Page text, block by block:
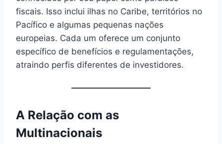
fiscais. Isso inclui ilhas no Caribe, territórios no
Pacífico e algumas pequenas nações
europeias. Cada um oferece um conjunto
específico de benefícios e regulamentações,
atraindo perfis diferentes de investidores.
A Relação com as
Multinacionais